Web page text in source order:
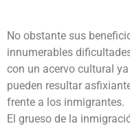
No obstante sus
innumerables
con un acervo cultural
pueden resultar
frente a los inmigrantes.
El grueso de la